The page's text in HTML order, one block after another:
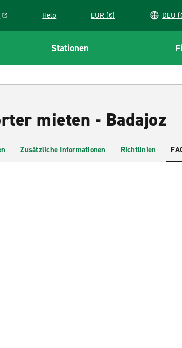
in a new window
Help EUR (€)
Stationen
mieten - Badajoz
Zusätzliche Informationen Richtlinien